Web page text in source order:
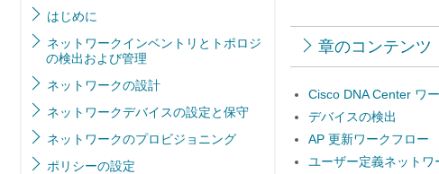
はじめに
ネットワークインベントリとトポロジ
の検出および管理
ネットワークの設計
ネットワークデバイスの設定と保守
ネットワークのプロビジョニング
ポリシーの設定
章のコンテンツ
Cisco DNA Center ワ
デバイスの検出
AP 更新ワークフロー
ユーザー定義ネット